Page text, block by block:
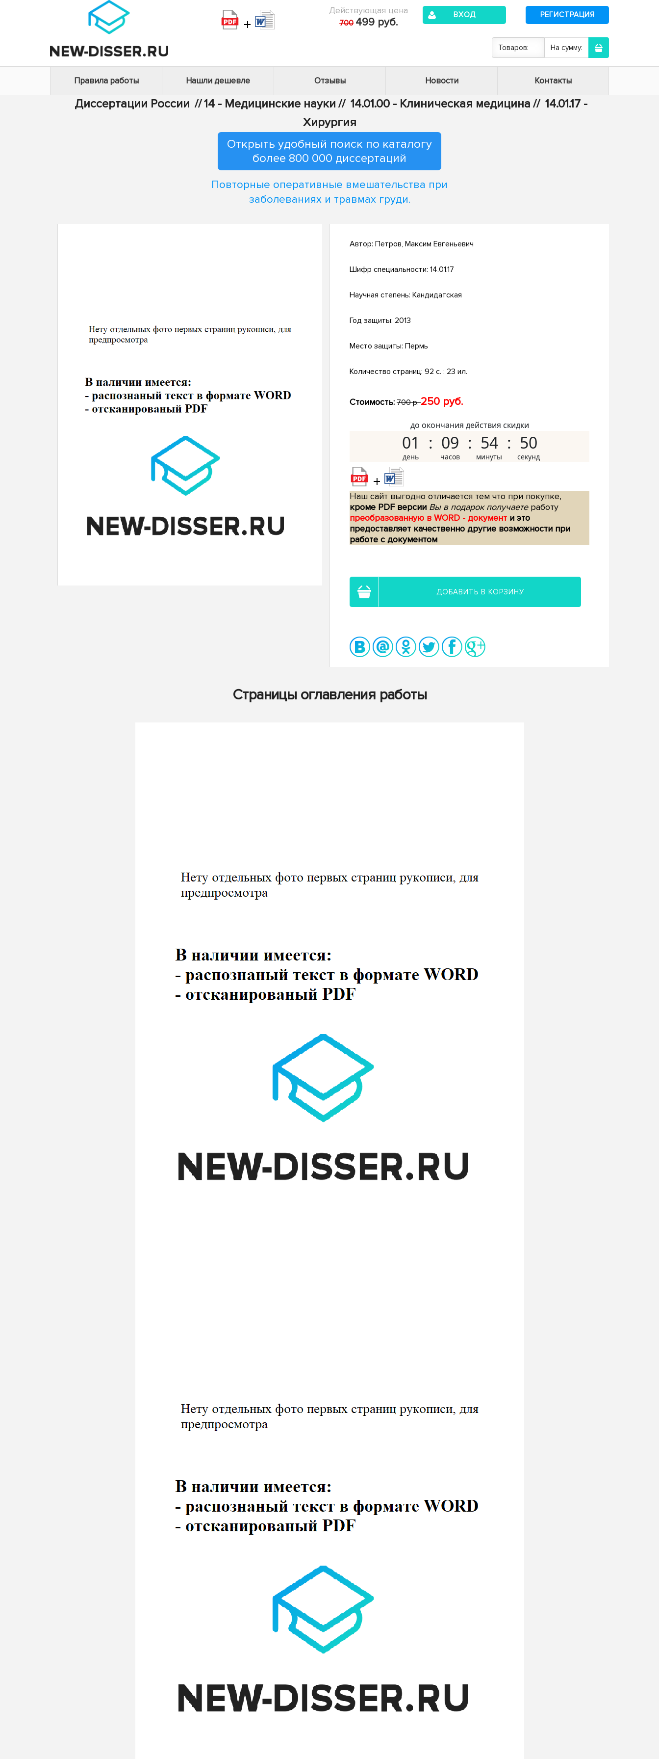
+
Действующая цена
700 499 руб.
ВХОД РЕГИСТРАЦИЯ
Товаров: На сумму:
Правила работы Нашли дешевле Отзывы Новости Контакты
Диссертации России //14 - Медицинские науки // 14.01.00 - Клиническая медицина // 14.01.17 -
Хирургия
Открыть удобный поиск по каталогу
более 800 000 диссертаций
Повторные оперативные вмешательства при
заболеваниях и травмах груди.
Автор: Петров, Максим Евгеньевич
Шифр специальности: 14.01.17
Научная степень: Кандидатская
Год защиты: 2013
Место защиты: Пермь
Количество страниц: 92 с. : 23 ил.
Стоимость: 700 р.250 руб.
до окончания действия скидки
01 09 54 49
+
Наш сайт выгодно отличается тем что при покупке,
кроме PDF версии Вы в подарок получаетеработу
преобразованную в WORD - документ и это
предоставляет качественно другие возможности при
работе с документом
ДОБАВИТЬ В КОРЗИНУ
Страницы оглавления работы